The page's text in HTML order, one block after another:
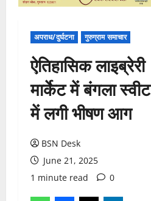
अपराध/दुर्घटना गुरुग्राम समाचार
ऐतिहासिक लाइब्रेरी
मार्केट में बंगला स्वीट
में लगी भीषण आग
BSN Desk
June 21, 2025
1 minute read
0